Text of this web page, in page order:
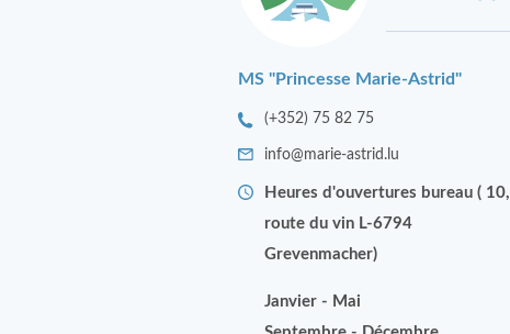
MS "Princesse Marie-Astrid"
(+352) 75 82 75
info@marie-astrid.lu
Heures d'ouvertures bureau ( 10,
route du vin L-6794
Grevenmacher)
Janvier - Mai